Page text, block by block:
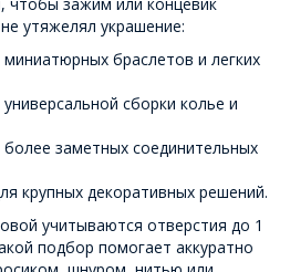
утяжелял украшение:
браслетов и легких
сборки колье и
заметных соединительных
крупных декоративных решений.
учитываются отверстия до 1
подбор помогает аккуратно